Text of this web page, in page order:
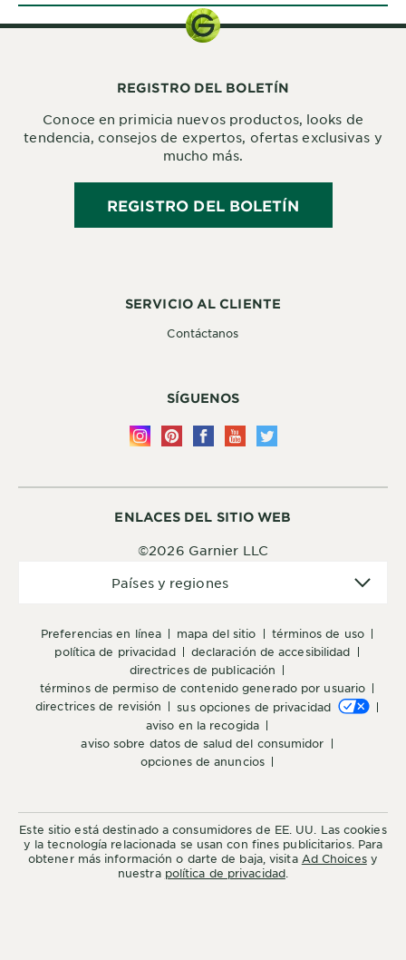
ENLACES DEL SITIO WEB
preferencias en línea mapa del sitio
términos de uso
política de privacidad
declaración de accesibilidad
directrices de publicación
términos de permiso de contenido generado por usuario
directrices de revisión
sus opciones de privacidad
aviso en la recogida
aviso sobre datos de salud del consumidor
opciones de anuncios
©2026 Garnier LLC
Países y regiones
SERVICIO AL CLIENTE
Contáctanos
SÍGUENOS
REGISTRO DEL BOLETÍN
Conoce en primicia nuevos productos, looks de
tendencia, consejos de expertos, ofertas exclusivas y
mucho más.
REGISTRO DEL BOLETÍN
Este sitio está destinado a consumidores de EE. UU. Las cookies
y la tecnología relacionada se usan con fines publicitarios. Para
obtener más información o darte de baja, visita Ad Choicesy
nuestra política de privacidad.